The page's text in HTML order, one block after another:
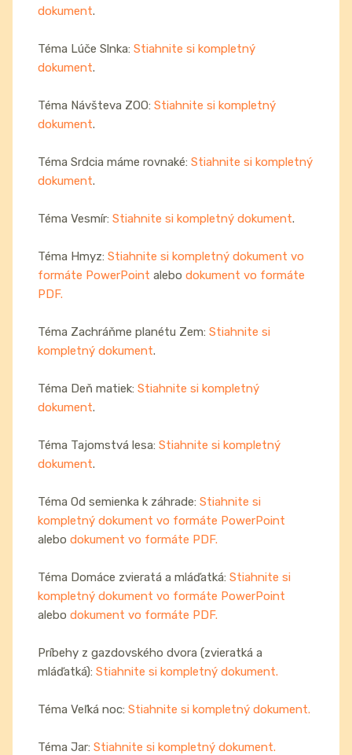
dokument.
Téma Lúče Slnka: Stiahnite si kompletný
dokument.
Téma Návšteva ZOO: Stiahnite si kompletný
dokument.
Téma Srdcia máme rovnaké: Stiahnite si kompletný
dokument.
Téma Vesmír: Stiahnite si kompletný dokument.
Téma Hmyz: Stiahnite si kompletný dokument vo
formáte PowerPoint alebo dokument vo formáte
PDF.
Téma Zachráňme planétu Zem: Stiahnite si
kompletný dokument.
Téma Deň matiek: Stiahnite si kompletný
dokument.
Téma Tajomstvá lesa: Stiahnite si kompletný
dokument.
Téma Od semienka k záhrade: Stiahnite si
kompletný dokument vo formáte PowerPoint
alebo dokument vo formáte PDF.
Téma Domáce zvieratá a mláďatká: Stiahnite si
kompletný dokument vo formáte PowerPoint
alebo dokument vo formáte PDF.
Príbehy z gazdovského dvora (zvieratká a
mláďatká): Stiahnite si kompletný dokument.
Téma Veľká noc: Stiahnite si kompletný dokument.
Téma Jar: Stiahnite si kompletný dokument.